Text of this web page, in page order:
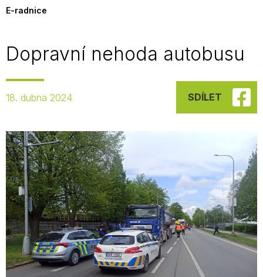
E-radnice
Dopravní nehoda autobusu
18. dubna 2024 SDÍLET